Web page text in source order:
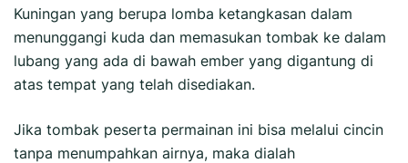
Kuningan yang berupa lomba ketangkasan dalam
menunggangi kuda dan memasukan tombak ke dalam
lubang yang ada di bawah ember yang digantung di
atas tempat yang telah disediakan.
Jika tombak peserta permainan ini bisa melalui cincin
tanpa menumpahkan airnya, maka dialah